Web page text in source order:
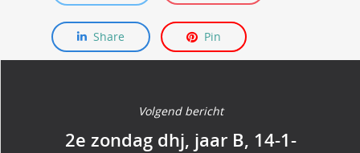
Share Pin
Volgend bericht
2e zondag dhj, jaar B, 14-1-